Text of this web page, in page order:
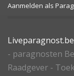
Aanmelden als
Liveparagnost.be
- paragnosten
Raadgever -